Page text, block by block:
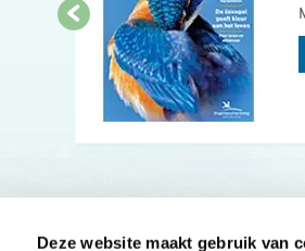
Deze website maakt gebruik van